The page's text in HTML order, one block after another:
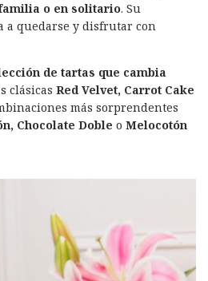
o en solitario. Su
a quedarse y disfrutar con
de tartas que cambia
clásicas Red Velvet, Carrot Cake
más sorprendentes
Chocolate Doble o Melocotón